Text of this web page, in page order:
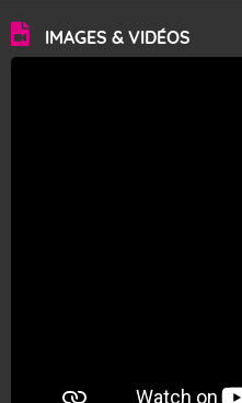
IMAGES & VIDÉOS